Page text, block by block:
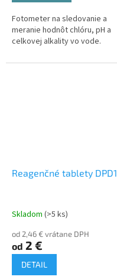
Fotometer na sledovanie a
meranie hodnôt chlóru, pH a
celkovej alkality vo vode.
Reagenčné tablety DPD1
Skladom (>5 ks)
od 2,46 € vrátane DPH
od 2 €
DETAIL